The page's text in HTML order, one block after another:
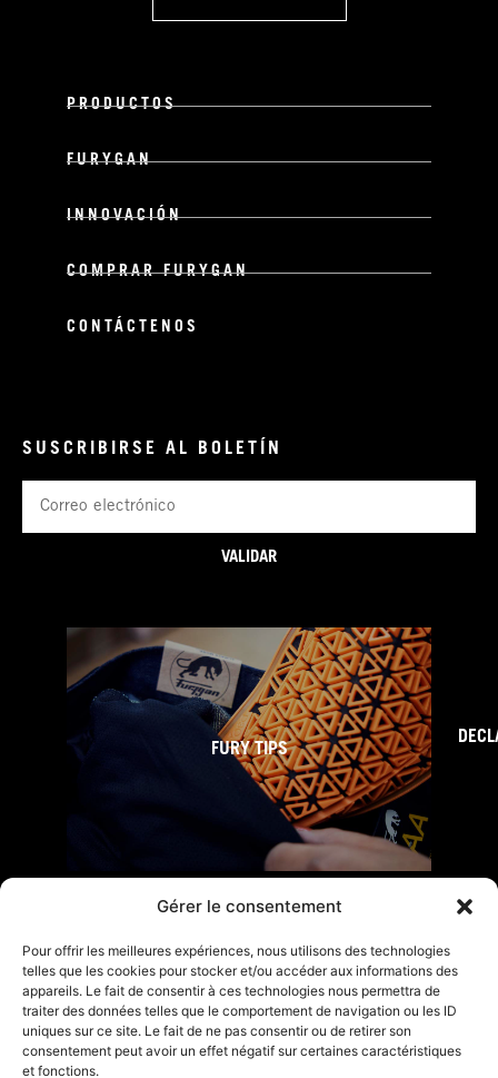
Gérer le consentement
Pour offrir les meilleures expériences, nous utilisons des technologies
telles que les cookies pour stocker et/ou accéder aux informations des
appareils. Le fait de consentir à ces technologies nous permettra de
traiter des données telles que le comportement de navigation ou les ID
uniques sur ce site. Le fait de ne pas consentir ou de retirer son
consentement peut avoir un effet négatif sur certaines caractéristiques
et fonctions.
PRODUCTOS
FURYGAN
INNOVACIÓN
COMPRAR FURYGAN
CONTÁCTENOS
SUSCRIBIRSE AL BOLETÍN
VALIDAR
FURY TIPS
F
a
c
e
I
n
s
t
L
i
n
Y
o
u
T
i
k
Furygan © Copyright - 2026 Todos los derechos reservados